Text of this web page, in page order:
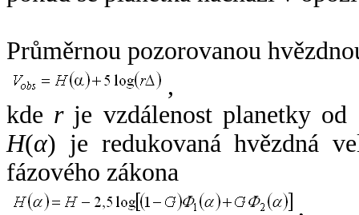
Průměrnou pozorovanou
,
kde rje vzdálenost planetky od
H(α) je redukovaná hvězdná
fázového zákona
,